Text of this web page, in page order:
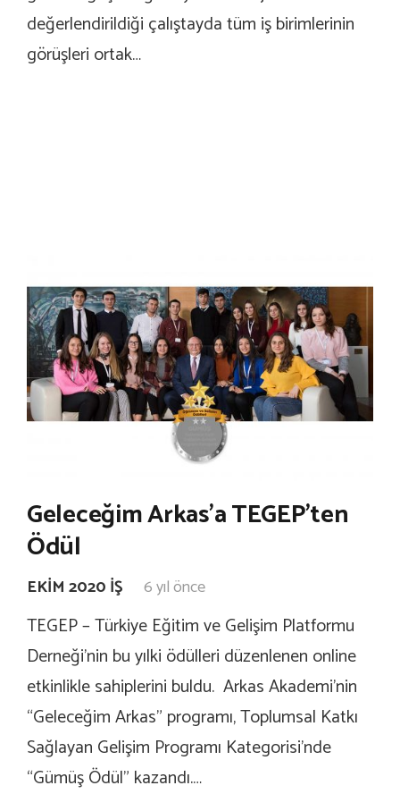
değerlendirildiği çalıştayda tüm iş birimlerinin
görüşleri ortak…
Geleceğim Arkas’a TEGEP’ten
Ödül
EKIM 2020 İŞ 6 yıl önce
TEGEP – Türkiye Eğitim ve Gelişim Platformu
Derneği’nin bu yılki ödülleri düzenlenen online
etkinlikle sahiplerini buldu. Arkas Akademi’nin
“Geleceğim Arkas” programı, Toplumsal Katkı
Sağlayan Gelişim Programı Kategorisi’nde
“Gümüş Ödül” kazandı.…